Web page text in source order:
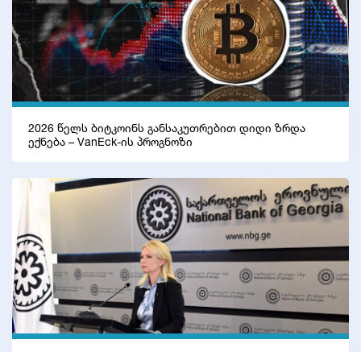
2026 წელს ბიტკოინს განსაკუთრებით დიდი ზრდა
ექნება – VanEck-ის პროგნოზი